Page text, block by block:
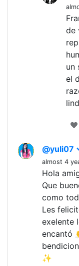
de
un
el
@yuli07
almost 4
Hola
Que
como
Les
exelente
encantó
✨